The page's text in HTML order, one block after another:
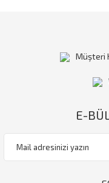
Müşteri
E-